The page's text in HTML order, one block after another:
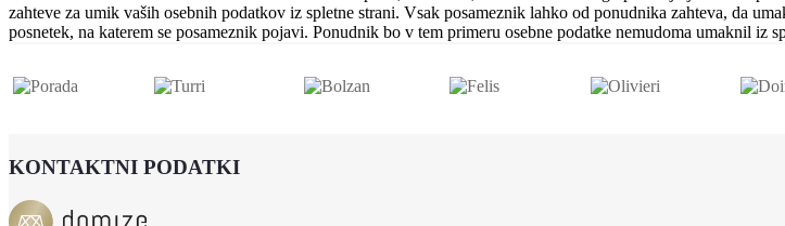
zahteve za umik vaših osebnih podatkov iz spletne strani. Vsak posameznik lahko od ponudnika zahteva, da
posnetek, na katerem se posameznik pojavi. Ponudnik bo v tem primeru osebne podatke nemudoma umaknil iz
KONTAKTNI PODATKI